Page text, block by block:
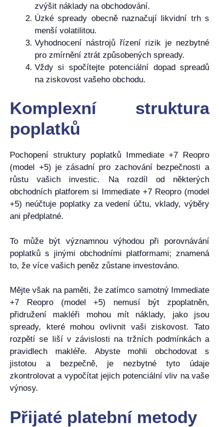
zvýšit náklady na obchodování.
Úzké spready obecně naznačují likvidní trh s
menší volatilitou.
Vyhodnocení nástrojů řízení rizik je nezbytné
pro zmírnění ztrát způsobených spready.
Vždy si spočítejte potenciální dopad spreadů
na ziskovost vašeho obchodu.
Komplexní struktura
poplatků
Pochopení struktury poplatků Immediate +7 Reopro
(model +5) je zásadní pro zachování bezpečnosti a
růstu vašich investic. Na rozdíl od některých
obchodních platforem si Immediate +7 Reopro (model
+5) neúčtuje poplatky za vedení účtu, vklady, výběry
ani předplatné.
To může být významnou výhodou při porovnávání
poplatků s jinými obchodními platformami; znamená
to, že více vašich peněz zůstane investováno.
Mějte však na paměti, že zatímco samotný Immediate
+7 Reopro (model +5) nemusí být zpoplatněn,
přidružení makléři mohou mít náklady, jako jsou
spready, které mohou ovlivnit vaši ziskovost. Tato
rozpětí se liší v závislosti na tržních podmínkách a
pravidlech makléře. Abyste mohli obchodovat s
jistotou a bezpečně, je nezbytné tyto údaje
zkontrolovat a vypočítat jejich potenciální vliv na vaše
výnosy.
Přijaté platební metody